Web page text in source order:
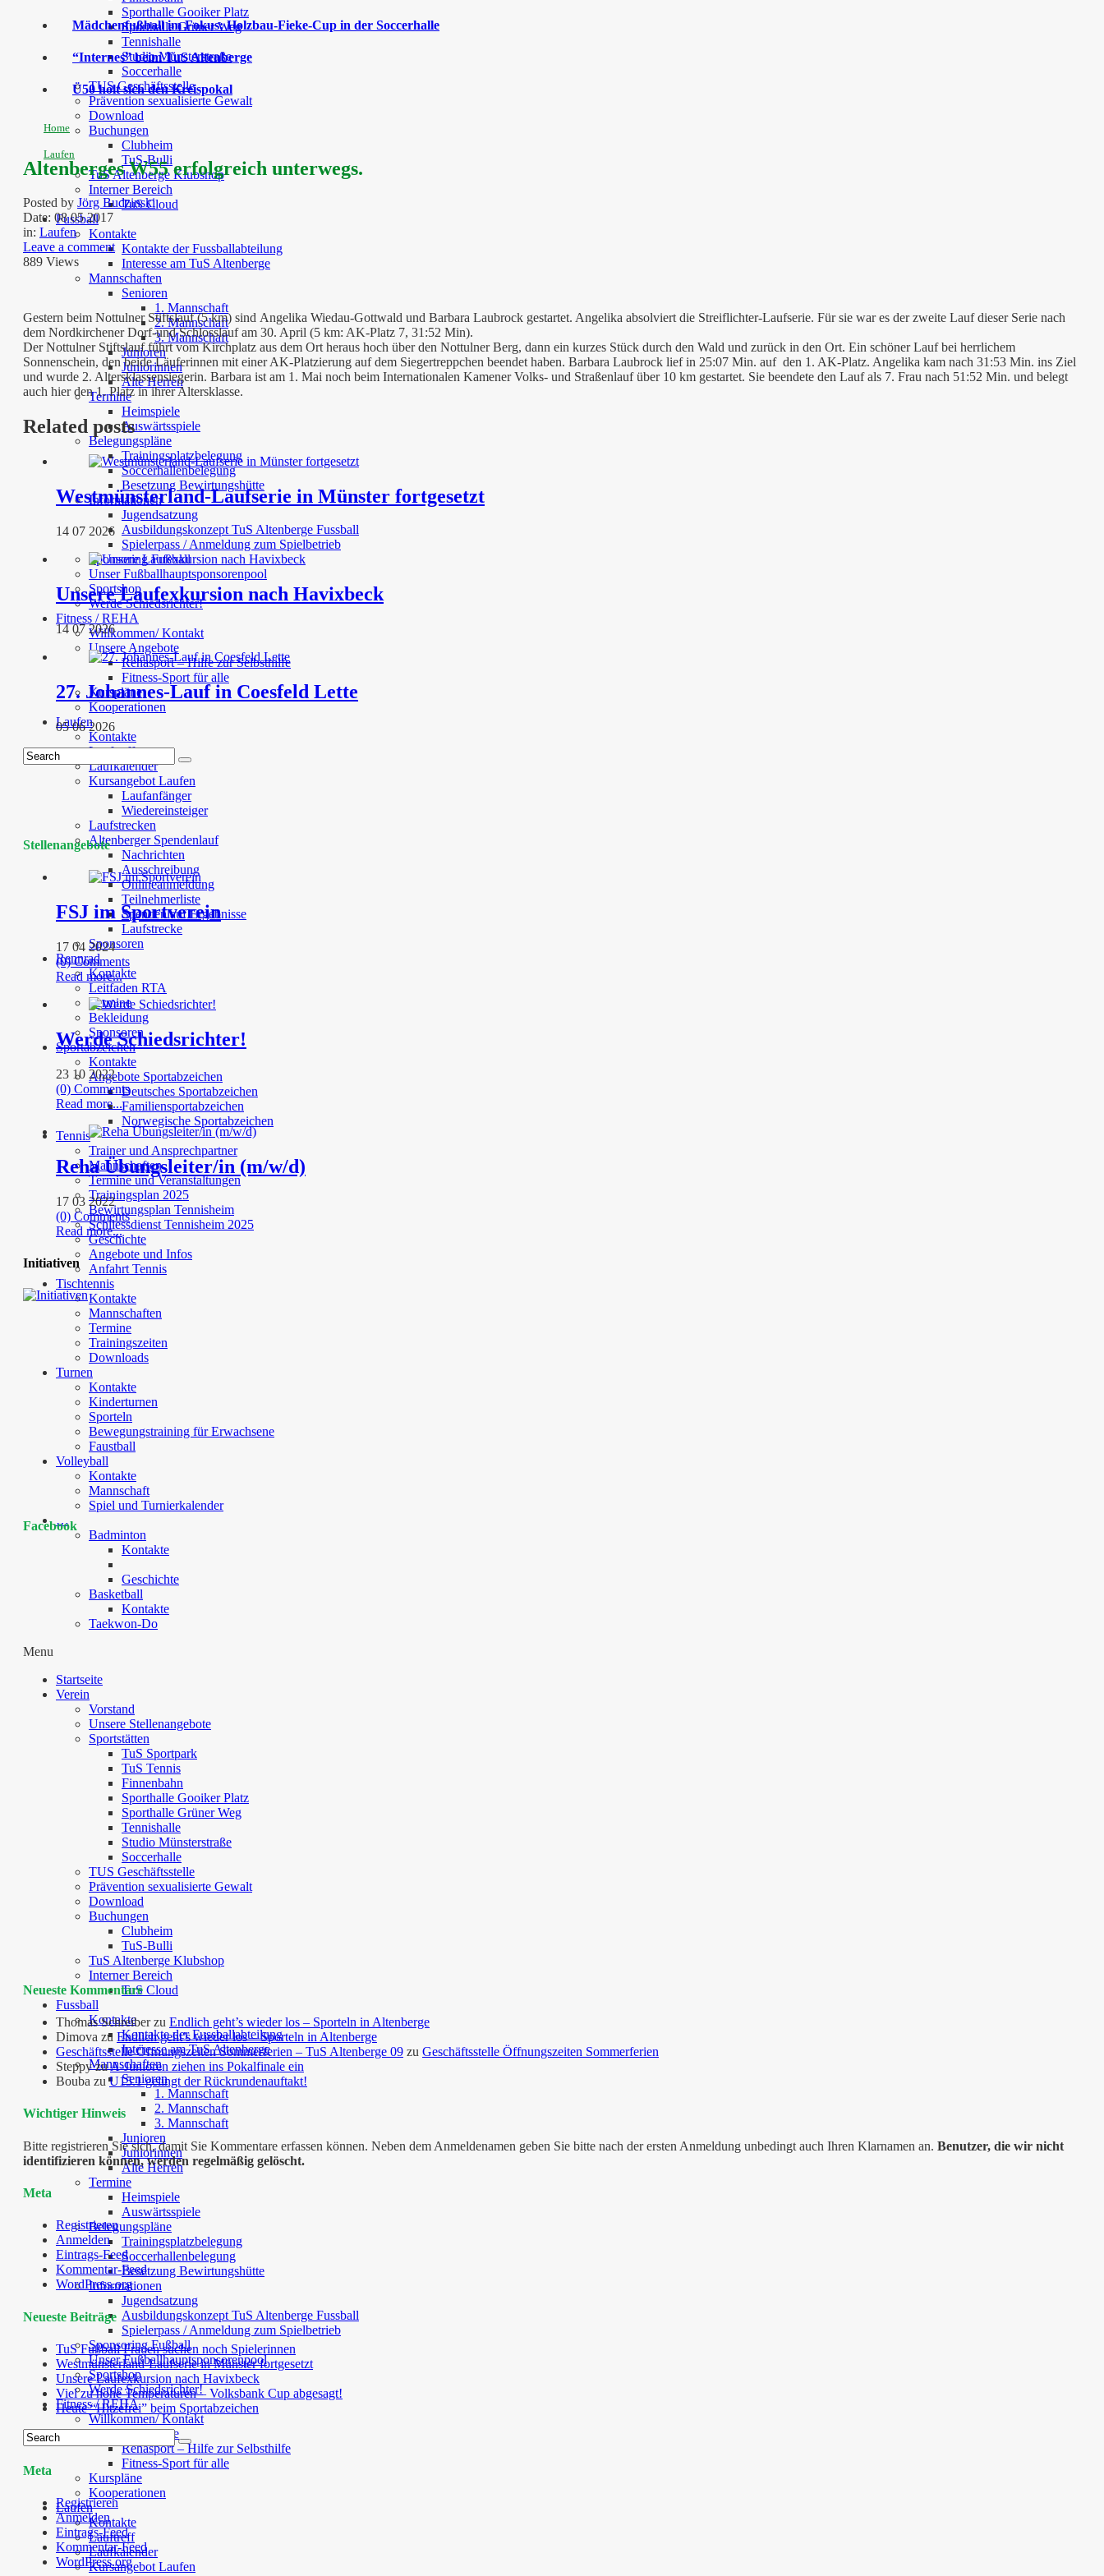
Sporthalle Gooiker Platz
Sporthalle Grüner Weg
Tennishalle
Studio Münsterstraße
Soccerhalle
TUS Geschäftsstelle
Prävention sexualisierte Gewalt
Download
Buchungen
Clubheim
TuS-Bulli
TuS Altenberge Klubshop
Interner Bereich
TuS Cloud
Fussball
Kontakte
Kontakte der Fussballabteilung
Interesse am TuS Altenberge
Mannschaften
Senioren
1. Mannschaft
2. Mannschaft
3. Mannschaft
Junioren
Juniorinnen
Alte Herren
Termine
Heimspiele
Auswärtsspiele
Belegungspläne
Trainingsplatzbelegung
Soccerhallenbelegung
Besetzung Bewirtungshütte
Informationen
Jugendsatzung
Ausbildungskonzept TuS Altenberge Fussball
Spielerpass / Anmeldung zum Spielbetrieb
Sponsoring Fußball
Unser Fußballhauptsponsorenpool
Sportshop
Werde Schiedsrichter!
Fitness / REHA
Willkommen/ Kontakt
Unsere Angebote
Rehasport – Hilfe zur Selbsthilfe
Fitness-Sport für alle
Kurspläne
Kooperationen
Laufen
Kontakte
Lauftreff
Laufkalender
Kursangebot Laufen
Laufanfänger
Wiedereinsteiger
Laufstrecken
Altenberger Spendenlauf
Nachrichten
Ausschreibung
Onlineanmeldung
Teilnehmerliste
Spendenlauf Ergebnisse
Laufstrecke
Sponsoren
Rennrad
Kontakte
Leitfaden RTA
Termine
Bekleidung
Sponsoren
Sportabzeichen
Kontakte
Angebote Sportabzeichen
Deutsches Sportabzeichen
Familiensportabzeichen
Norwegische Sportabzeichen
Tennis
Trainer und Ansprechpartner
Mannschaften
Termine und Veranstaltungen
Trainingsplan 2025
Bewirtungsplan Tennisheim
Schliessdienst Tennisheim 2025
Geschichte
Angebote und Infos
Anfahrt Tennis
Tischtennis
Kontakte
Mannschaften
Termine
Trainingszeiten
Downloads
Turnen
Kontakte
Kinderturnen
Sporteln
Bewegungstraining für Erwachsene
Faustball
Volleyball
Kontakte
Mannschaft
Spiel und Turnierkalender
…
Badminton
Kontakte
Geschichte
Basketball
Kontakte
Taekwon-Do
Menu
Startseite
Verein
Vorstand
Unsere Stellenangebote
Sportstätten
TuS Sportpark
TuS Tennis
Finnenbahn
Sporthalle Gooiker Platz
Sporthalle Grüner Weg
Tennishalle
Studio Münsterstraße
Soccerhalle
TUS Geschäftsstelle
Prävention sexualisierte Gewalt
Download
Buchungen
Clubheim
TuS-Bulli
TuS Altenberge Klubshop
Interner Bereich
TuS Cloud
Fussball
Kontakte
Kontakte der Fussballabteilung
Interesse am TuS Altenberge
Mannschaften
Senioren
1. Mannschaft
2. Mannschaft
3. Mannschaft
Junioren
Juniorinnen
Alte Herren
Termine
Heimspiele
Auswärtsspiele
Belegungspläne
Trainingsplatzbelegung
Soccerhallenbelegung
Besetzung Bewirtungshütte
Informationen
Jugendsatzung
Ausbildungskonzept TuS Altenberge Fussball
Spielerpass / Anmeldung zum Spielbetrieb
Sponsoring Fußball
Unser Fußballhauptsponsorenpool
Sportshop
Werde Schiedsrichter!
Fitness / REHA
Willkommen/ Kontakt
Unsere Angebote
Rehasport – Hilfe zur Selbsthilfe
Fitness-Sport für alle
Kurspläne
Kooperationen
Laufen
Kontakte
Lauftreff
Laufkalender
Kursangebot Laufen
Mädchenfußball im Fokus: Holzbau-Fieke-Cup in der Soccerhalle
“Internes” beim TuS Altenberge
Ü50 holt sich den Kreispokal
Home
Laufen
Altenberges W55 erfolgreich unterwegs.
Posted by Jörg Budzinski
Date: 08 05 2017
in: Laufen
Leave a comment
889 Views
Gestern beim Nottulner Stiftslauf (5 km) sind Angelika Wiedau-Gottwald und Barbara Laubrock gestartet. Angelika absolviert die Streiflichter-Laufserie. Für sie war es der zweite Lauf dieser Serie nach
dem Nordkirchener Dorf-und Schlosslauf am 30. April (5 km: AK-Platz 7, 31:52 Min).
Der Nottulner Stiftslauf führt vom Kirchplatz aus dem Ort heraus hoch über den Nottulner Berg, dann ein kurzes Stück durch den Wald und zurück in den Ort. Ein schöner Lauf bei herrlichem
Sonnenschein, den beide Läuferinnen mit einer AK-Platzierung auf dem Siegertreppchen beendet haben. Barbara Laubrock lief in 25:07 Min. auf den 1. AK-Platz. Angelika kam nach 31:53 Min. ins Ziel
und wurde 2. Altersklassensiegerin. Barbara ist am 1. Mai noch beim Internationalen Kamener Volks- und Straßenlauf über 10 km gestartet. Sie beendete den Lauf als 7. Frau nach 51:52 Min. und belegt
auch hier den 1. Platz in ihrer Altersklasse.
Related posts
Westmünsterland-Laufserie in Münster fortgesetzt
14 07 2026
Unsere Laufexkursion nach Havixbeck
14 07 2026
27. Johannes-Lauf in Coesfeld Lette
05 06 2026
Stellenangebote
FSJ im Sportverein
17 04 2024
(0) Comments
Read more...
Werde Schiedsrichter!
23 10 2022
(0) Comments
Read more...
Reha Übungsleiter/in (m/w/d)
17 03 2022
(0) Comments
Read more...
Initiativen
Facebook
Neueste Kommentare
Thomas Schreiberzu Endlich geht’s wieder los – Sporteln in Altenberge
Dimova zu Endlich geht’s wieder los – Sporteln in Altenberge
Geschäftsstelle Öffnungszeiten Sommerferien – TuS Altenberge 09 zu Geschäftsstelle Öffnungszeiten Sommerferien
SteppyzuA-Junioren ziehen ins Pokalfinale ein
Bouba zuU15.1 gelingt der Rückrundenauftakt!
Wichtiger Hinweis
Bitte registrieren Sie sich, damit Sie Kommentare erfassen können. Neben dem Anmeldenamen geben Sie bitte nach der ersten Anmeldung unbedingt auch Ihren Klarnamen an. Benutzer, die wir nicht
identifizieren können, werden regelmäßig gelöscht.
Meta
Registrieren
Anmelden
Eintrags-Feed
Kommentar-Feed
WordPress.org
Neueste Beiträge
TuS Fußball Frauen suchen noch Spielerinnen
Westmünsterland-Laufserie in Münster fortgesetzt
Unsere Laufexkursion nach Havixbeck
Viel zu hohe Temperaturen – Volksbank Cup abgesagt!
Heute “Hitzefrei” beim Sportabzeichen
Meta
Registrieren
Anmelden
Eintrags-Feed
Kommentar-Feed
WordPress.org